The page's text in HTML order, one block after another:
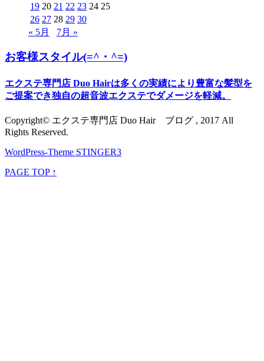
19 20 21 22 23 24 25
26 27 28 29 30
« 5月
7月 »
お客様スタイル(=^・^=)
エクステ専門店 Duo Hairは多くの実績により豊富な髪型を
ご提案でき独自の超音波エクステでダメージを軽減。
Copyright© エクステ専門店 Duo Hair ブログ , 2017 All
Rights Reserved.
WordPress-Theme STINGER3
PAGE TOP ↑